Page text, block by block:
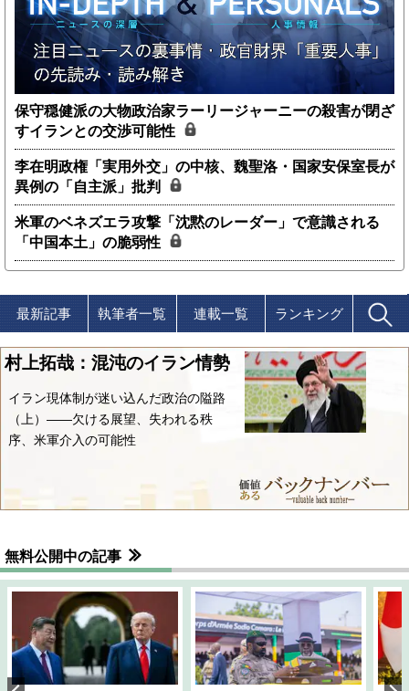
保守穏健派の大物政治家ラーリージャーニーの殺害が閉ざ
すイランとの交渉可能性
李在明政権「実用外交」の中核、魏聖洛・国家安保室長が
異例の「自主派」批判
米軍のベネズエラ攻撃「沈黙のレーダー」で意識される
「中国本土」の脆弱性
最新記事 執筆者一覧 連載一覧 ランキング
村上拓哉：混沌のイラン情勢
イラン現体制が迷い込んだ政治の隘路
（上）――欠ける展望、失われる秩
序、米軍介入の可能性
無料公開中の記事